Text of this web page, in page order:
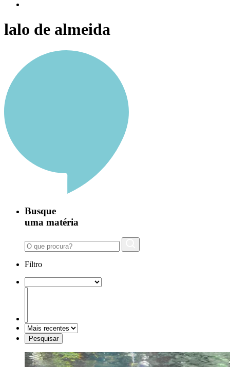
lalo de almeida
Busque
uma matéria
Filtro
Pesquisar